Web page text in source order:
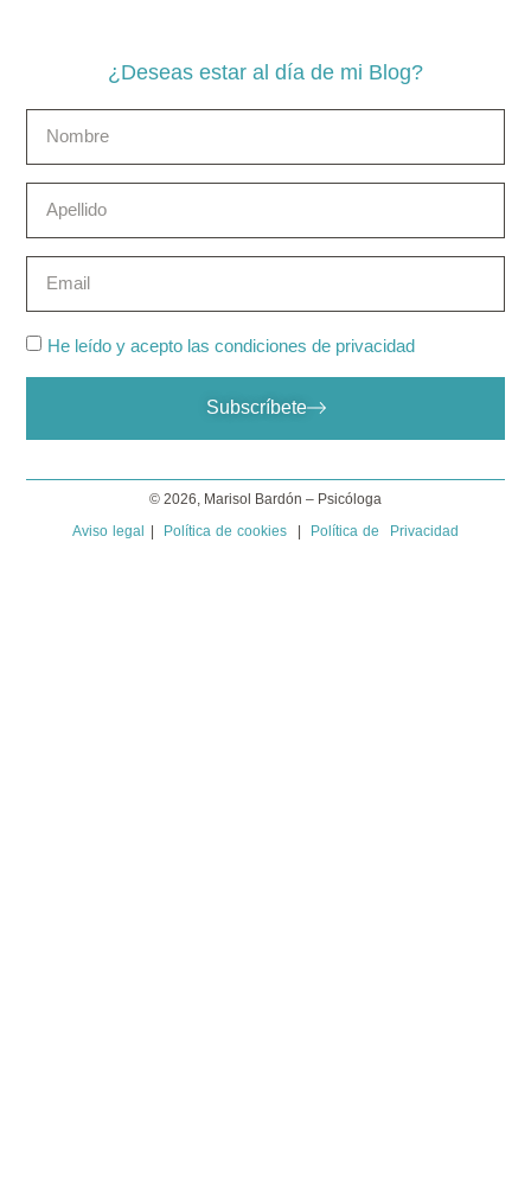
¿Deseas estar al día de mi Blog?
He leído y acepto las condiciones de privacidad
Subscríbete
© 2026, Marisol Bardón – Psicóloga
Aviso legal
Política de cookies Política de Privacidad